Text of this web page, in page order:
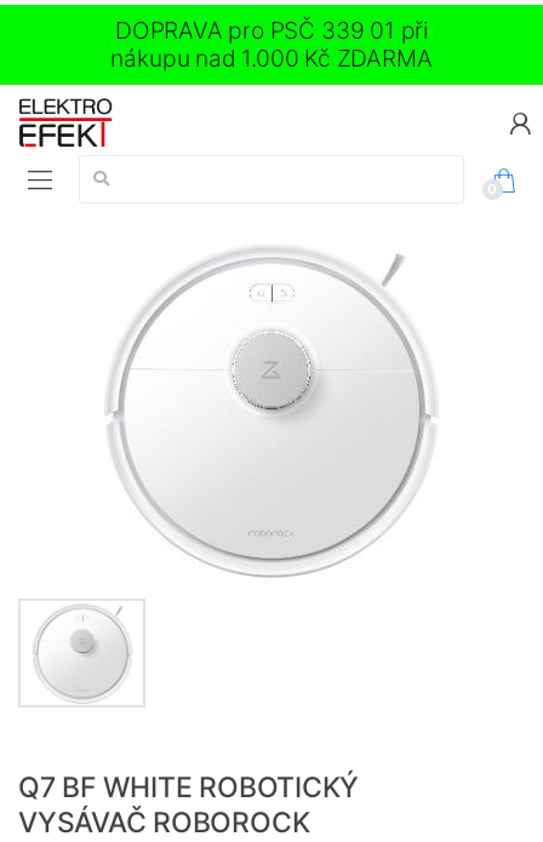
DOPRAVA pro PSČ 339 01 při
nákupu nad 1.000 Kč ZDARMA
Vyhledávání:
0
Q7 BF WHITE ROBOTICKÝ
VYSÁVAČ ROBOROCK